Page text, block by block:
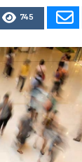
745